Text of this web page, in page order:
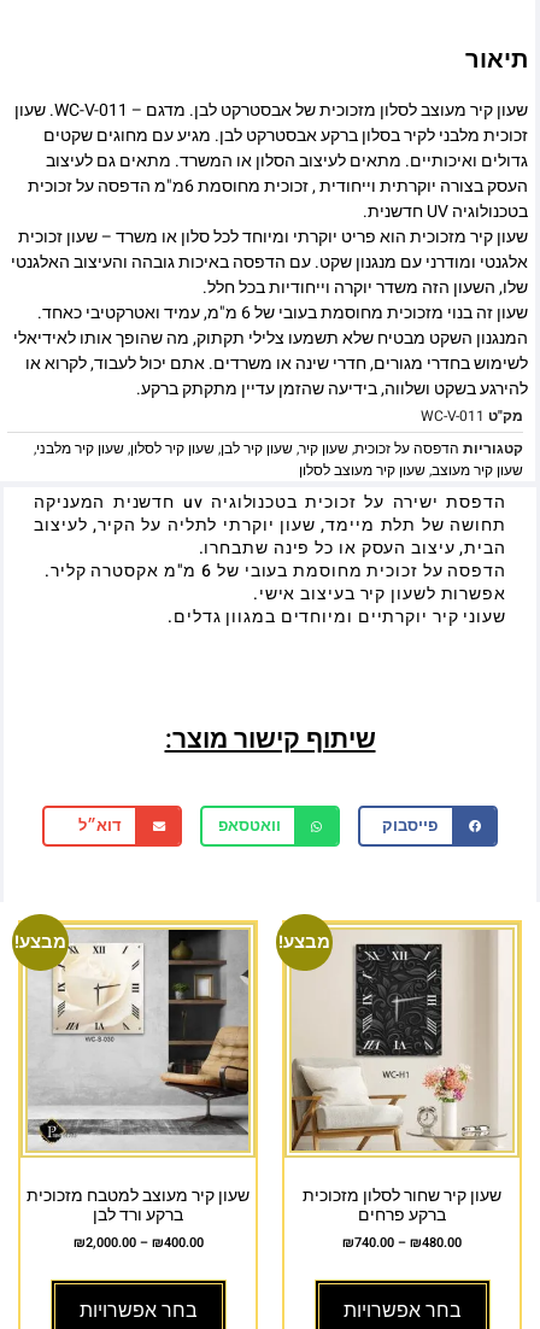
תיאור
שעון קיר מעוצב לסלון מזכוכית של אבסטרקט לבן. מדגם – WC-V-011. שעון
זכוכית מלבני לקיר בסלון ברקע אבסטרקט לבן. מגיע עם מחוגים שקטים
גדולים ואיכותיים. מתאים לעיצוב הסלון או המשרד. מתאים גם לעיצוב
העסק בצורה יוקרתית וייחודית , זכוכית מחוסמת 6מ"מ הדפסה על זכוכית
בטכנולוגיה UV חדשנית.
שעון קיר מזכוכית הוא פריט יוקרתי ומיוחד לכל סלון או משרד – שעון זכוכית
אלגנטי ומודרני עם מנגנון שקט. עם הדפסה באיכות גובהה והעיצוב האלגנטי
שלו, השעון הזה משדר יוקרה וייחודיות בכל חלל.
שעון זה בנוי מזכוכית מחוסמת בעובי של 6 מ"מ, עמיד ואטרקטיבי כאחד.
המנגנון השקט מבטיח שלא תשמעו צלילי תקתוק, מה שהופך אותו לאידיאלי
לשימוש בחדרי מגורים, חדרי שינה או משרדים. אתם יכול לעבוד, לקרוא או
להירגע בשקט ושלווה, בידיעה שהזמן עדיין מתקתק ברקע.
מק"ט WC-V-011
קטגוריות הדפסה על זכוכית,שעון קיר,שעון קיר לבן,שעון קיר לסלון,שעון קיר מלבני,
שעון קיר מעוצב,שעון קיר מעוצב לסלון
הדפסת ישירה על זכוכית בטכנולוגיה uv חדשנית המעניקה
תחושה של תלת מיימד, שעון יוקרתי לתליה על הקיר, לעיצוב
הבית, עיצוב העסק או כל פינה שתבחרו.
הדפסה על זכוכית מחוסמת בעובי של 6 מ"מ אקסטרה קליר.
אפשרות לשעון קיר בעיצוב אישי.
שעוני קיר יוקרתיים ומיוחדים במגוון גדלים.
שיתוף קישור מוצר:
פייסבוק וואטסאפ דוא״ל
מבצע!
שעון קיר שחור לסלון מזכוכית
ברקע פרחים
₪480.00
–
₪740.00
בחר אפשרויות
מבצע!
שעון קיר מעוצב למטבח מזכוכית
ברקע ורד לבן
₪400.00
–
₪2,000.00
בחר אפשרויות